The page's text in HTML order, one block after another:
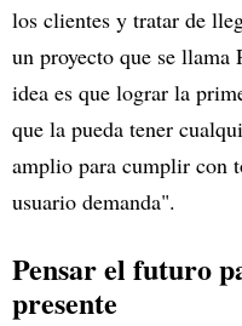
los clientes y tratar de
un proyecto que se llama
idea es que lograr la
que la pueda tener
amplio para cumplir con
usuario demanda".
Pensar el futuro
presente